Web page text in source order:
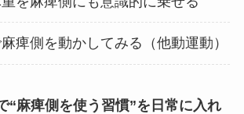
痺側を動かしてみる（他動運動）
“麻痺側を使う習慣”を日常に入れ